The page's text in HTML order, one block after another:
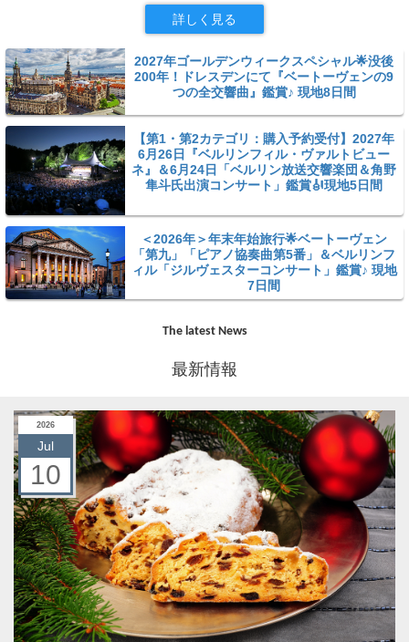
詳しく見る
2027年ゴールデンウィークスペシャル🌟没後
200年！ドレスデンにて『ベートーヴェンの9
つの全交響曲』鑑賞♪ 現地8日間
【第1・第2カテゴリ：購入予約受付】2027年
6月26日『ベルリンフィル・ヴァルトビュー
ネ』＆6月24日「ベルリン放送交響楽団＆角野
隼斗氏出演コンサート」鑑賞🎻現地5日間
＜2026年＞年末年始旅行🌟ベートーヴェン
「第九」「ピアノ協奏曲第5番」＆ベルリンフ
ィル「ジルヴェスターコンサート」鑑賞♪ 現地
7日間
The latest News
最新情報
2026
Jul
10